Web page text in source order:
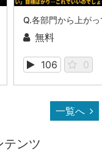
無料
106 0
一覧へ
テンツ